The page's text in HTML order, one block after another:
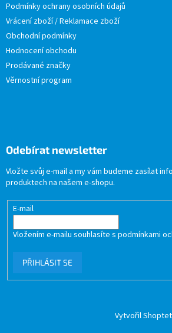
Podmínky ochrany osobních údajů
Vrácení zboží / Reklamace zboží
Obchodní podmínky
Hodnocení obchodu
Prodávané značky
Věrnostní program
Odebírat newsletter
Vložte svůj e-mail a my vám budeme zasílat
produktech na našem e-shopu.
E-mail
Vložením e-mailu souhlasíte s podmínkami
PŘIHLÁSIT SE
Vytvořil Shoptet